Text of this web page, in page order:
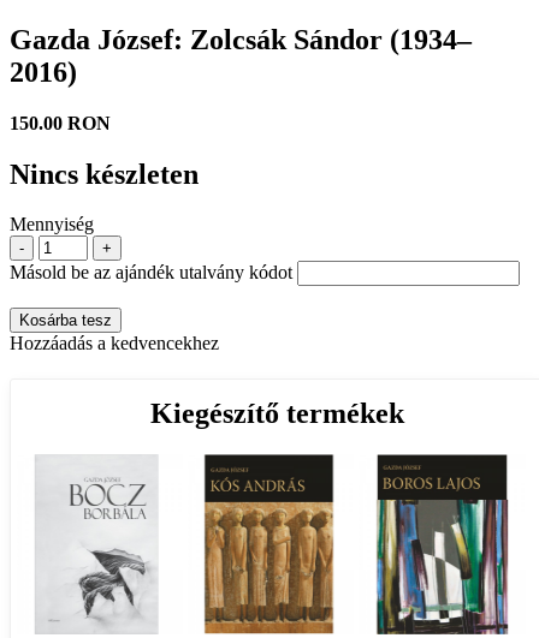
Gazda József: Zolcsák Sándor (1934–
2016)
150.00 RON
Nincs készleten
Mennyiség
- +
Másold be az ajándék utalvány kódot
Kosárba tesz
Hozzáadás a kedvencekhez
Kiegészítő termékek